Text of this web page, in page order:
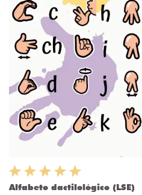
Alfabeto dactilológico (LSE)